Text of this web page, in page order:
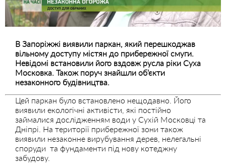
В Запоріжжі виявили паркан, який перешкоджав
вільному доступу містян до прибережної смуги.
Невідомі встановили його вздовж русла ріки Суха
Московка. Також поруч знайшли об’єкти
незаконного будівництва.
Цей паркан було встановлено нещодавно. Його
виявили екологічні активісти, які постійно
займалися дослідженням води у Сухій Московці та
Дніпрі. На території прибережної зони також
виявили незаконне вирубування дерев, нелегальні
споруди та фундаменти під нову котеджну
забудову.